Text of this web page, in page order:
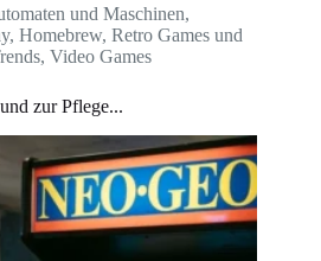
und Maschinen,
, Homebrew, Retro Games und
, Video Games
zur Pflege...